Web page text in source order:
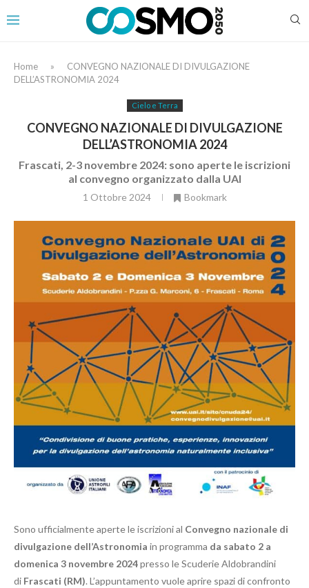
Home »
CONVEGNO NAZIONALE DI DIVULGAZIONE
DELL’ASTRONOMIA 2024
Cielo e Terra
CONVEGNO NAZIONALE DI DIVULGAZIONE
DELL’ASTRONOMIA 2024
Frascati, 2-3 novembre 2024: sono aperte le iscrizioni
al convegno organizzato dalla UAI
1 Ottobre 2024 Bookmark
Sono ufficialmente aperte le iscrizioni al Convegno nazionale di
divulgazione dell’Astronomia in programma da sabato 2 a
domenica 3 novembre 2024presso le Scuderie Aldobrandini
di Frascati (RM). L’appuntamento vuole aprire spazi di confronto